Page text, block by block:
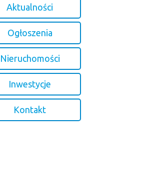
Aktualności
Ogłoszenia
Nieruchomości
Inwestycje
Kontakt